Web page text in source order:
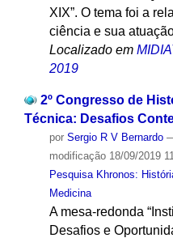
XIX”. O tema foi a
ciência e sua
Localizado em
2019
2º Congresso de
Técnica: Desafios
por Sergio R V Bernardo
modificação18/09/2019
Pesquisa Khronos:
Medicina
A mesa-redonda
Desafios e